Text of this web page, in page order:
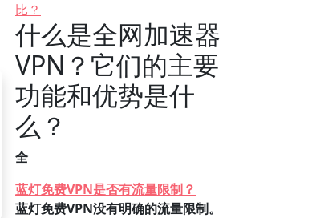
比？
什么是全网加速器
VPN？它们的主要
功能和优势是什
么？
全
蓝灯免费VPN是否有流量限制？
蓝灯免费VPN没有明确的流量限制。